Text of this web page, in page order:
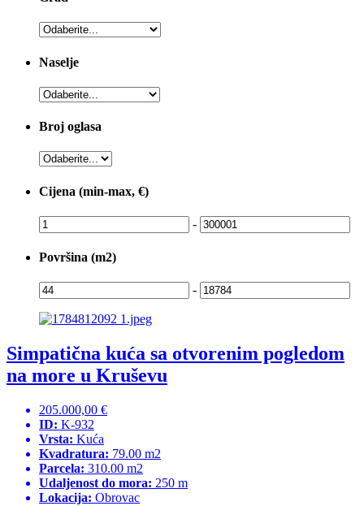
Naselje
Broj oglasa
Cijena (min-max, €)
-
Površina (m2)
-
Simpatična kuća sa otvorenim pogledom
na more u Kruševu
205.000,00 €
ID: K-932
Vrsta: Kuća
Kvadratura: 79.00 m2
Parcela: 310.00 m2
Udaljenost do mora: 250 m
Lokacija: Obrovac